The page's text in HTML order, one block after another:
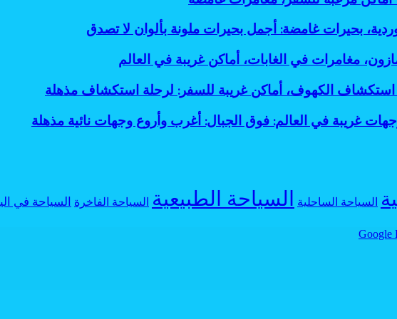
بحيرات غامضة: أجمل بحيرات ملونة بألوان لا تصدق
مغامرات في الغابات، أماكن غريبة في العالم
الكهوف، أماكن غريبة للسفر: لرحلة استكشاف مذهلة
غريبة في العالم: فوق الجبال: أغرب وأروع وجهات نائية مذهلة
السياحة الساحلية السياحة الطبيعية السياحة الفاخرة السياحة في